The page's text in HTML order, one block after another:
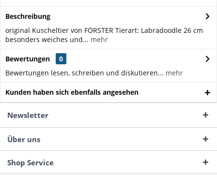
Beschreibung
original Kuscheltier von FÖRSTER Tierart: Labradoodle 26 cm
besonders weiches und... mehr
Bewertungen
0
Bewertungen lesen, schreiben und diskutieren... mehr
Kunden haben sich ebenfalls angesehen
Newsletter
Über uns
Shop Service